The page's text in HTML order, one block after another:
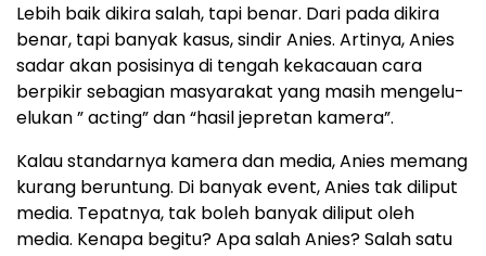
Lebih baik dikira salah, tapi benar. Dari pada dikira
benar, tapi banyak kasus, sindir Anies. Artinya, Anies
sadar akan posisinya di tengah kekacauan cara
berpikir sebagian masyarakat yang masih mengelu-
elukan ” acting” dan “hasil jepretan kamera”.
Kalau standarnya kamera dan media, Anies memang
kurang beruntung. Di banyak event, Anies tak diliput
media. Tepatnya, tak boleh banyak diliput oleh
media. Kenapa begitu? Apa salah Anies? Salah satu